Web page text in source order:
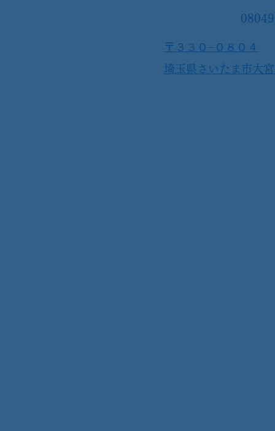
〒３３０−０８０４
埼玉県さいたま市大